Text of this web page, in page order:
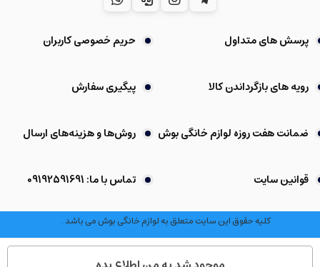
پرسش های متداول حریم خصوصی کاربران
رویه های بازگرداندن کالا پیگیری سفارش
ضمانت هفت روزه لوازم خانگی بوش روش‌ها و هزینه‌های ارسال
قوانین سایت تماس با ما: 09192591691
کلیه حقوق این سایت متعلق به لوازم خانگی بوش می باشد .